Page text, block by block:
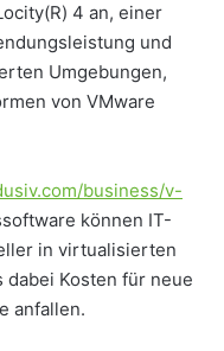
4 an, einer
und
Umgebungen,
von VMware
business/v-
können IT-
in virtualisierten
dabei Kosten für neue
anfallen.